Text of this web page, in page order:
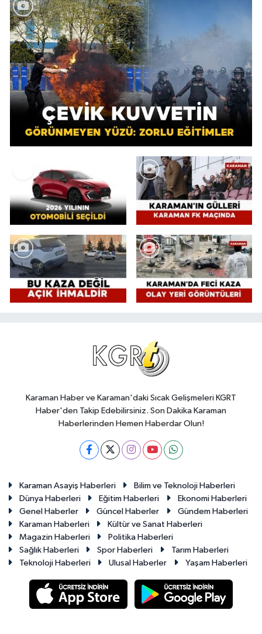
Karaman Haber ve Karaman'daki Sıcak Gelişmeleri KGRT
Haber'den Takip Edebilirsiniz. Son Dakika Karaman
Haberlerinden Hemen Haberdar Olun!
Karaman Asayiş Haberleri
Bilim ve Teknoloji Haberleri
Dünya Haberleri
Eğitim Haberleri
Ekonomi Haberleri
Genel Haberler
Güncel Haberler
Gündem Haberleri
Karaman Haberleri
Kültür ve Sanat Haberleri
Magazin Haberleri
Politika Haberleri
Sağlık Haberleri
Spor Haberleri
Tarım Haberleri
Teknoloji Haberleri
Ulusal Haberler Yaşam Haberleri